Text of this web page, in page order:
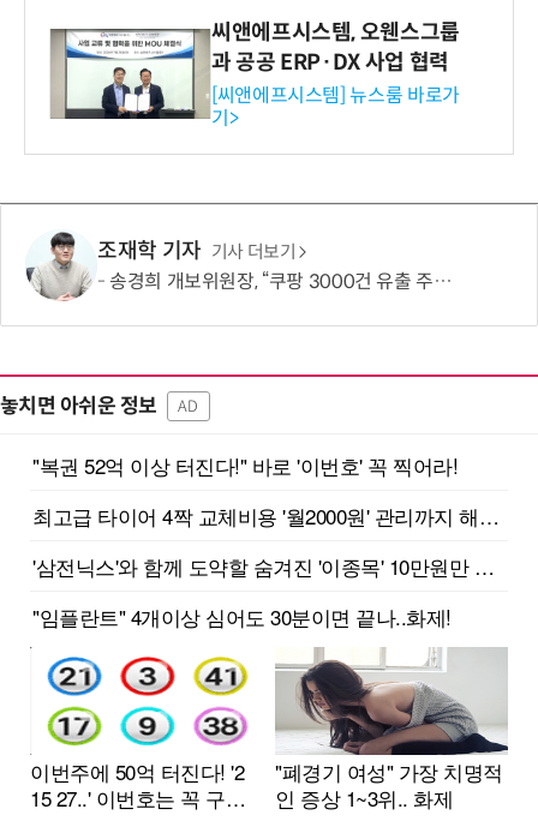
씨앤에프시스템, 오웬스그룹
과 공공 ERP·DX 사업 협력
[씨앤에프시스템] 뉴스룸 바로가
기>
조재학 기자 기사 더보기
송경희 개보위원장, “쿠팡 3000건 유출 주장 사실과 달라…엄정 처분할 것”
놓치면 아쉬운 정보 AD